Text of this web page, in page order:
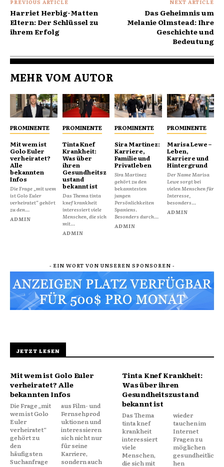
PREVIOUS ARTICLE
Harriet Herbig-Matten
Eltern: Der Schlüssel zu
ihrem Erfolg
NEXT ARTICLE
Das Geheimnis um
Melanie Olmstead: Ihre
Geschichte und
Bedeutung
MEHR VOM AUTOR
PROMINENTE
Mit wem ist
Golo Euler
verheiratet?
Alle
bekannten
Infos
Die Frage „mit wem
ist Golo Euler
verheiratet“ gehört
zu den...
ADMIN
PROMINENTE
Tinta Knef
Krankheit:
Was über
ihren
Gesundheitsz
ustand
bekannt ist
Das Thema tinta
knef krankheit
interessiert viele
Menschen, die sich
mit...
ADMIN
PROMINENTE
Sira Martínez:
Karriere,
Familie und
Privatleben
Sira Martínez
gehört zu den
bekanntesten
jungen
Persönlichkeiten
Spaniens.
Besonders durch...
ADMIN
PROMINENTE
Marisa Lewe –
Leben,
Karriere und
Hintergrund
Der Name Marisa
Lewe sorgt bei
vielen Menschen für
Interesse,
besonders...
ADMIN
- EIN WORT VON UNSEREN SPONSOREN -
JETZT LESEN
Mit wem ist Golo Euler
verheiratet? Alle
bekannten Infos
Die Frage „mit
wem ist Golo
Euler
verheiratet“
gehört zu
den
häufigsten
Suchanfrage
aus Film- und
Fernsehprod
uktionen und
interessieren
sich nicht nur
für seine
Karriere,
sondern auch
Tinta Knef Krankheit:
Was über ihren
Gesundheitszustand
bekannt ist
Das Thema
tinta knef
krankheit
interessiert
viele
Menschen,
die sich mit
wieder
tauchen im
Internet
Fragen zu
möglichen
gesundheitlic
hen